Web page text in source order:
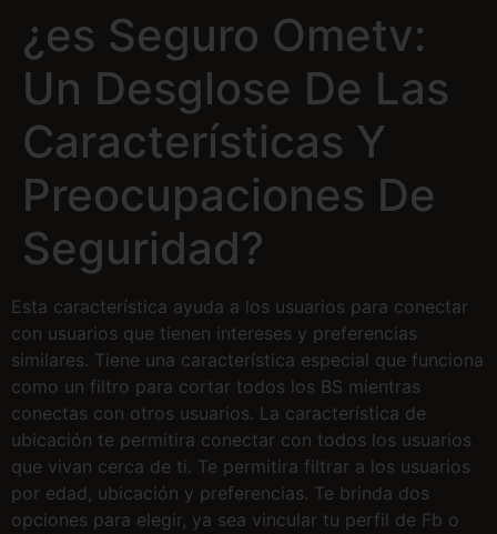
¿es Seguro Ometv:
Un Desglose De Las
Características Y
Preocupaciones De
Seguridad?
Esta característica ayuda a los usuarios para conectar
con usuarios que tienen intereses y preferencias
similares. Tiene una característica especial que funciona
como un filtro para cortar todos los BS mientras
conectas con otros usuarios. La característica de
ubicación te permitira conectar con todos los usuarios
que vivan cerca de ti. Te permitira filtrar a los usuarios
por edad, ubicación y preferencias. Te brinda dos
opciones para elegir, ya sea vincular tu perfil de Fb o